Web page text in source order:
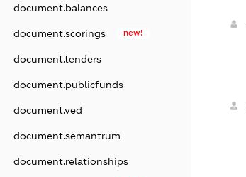
document.balances
document.scorings new!
document.tenders
document.publicfunds
document.ved
document.semantrum
document.relationships